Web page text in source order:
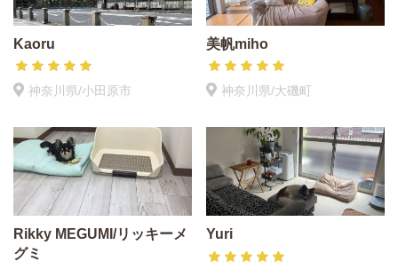
Kaoru
神奈川県/小田原市
美帆miho
神奈川県/大磯町
Rikky MEGUMI/リッキーメ
グミ
Yuri